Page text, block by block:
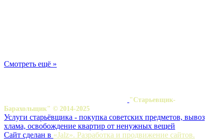
Смотреть ещё »
"Старьевщик-
Барахольщик" © 2014-2025
Услуги старьёвщика - покупка советских предметов, вывоз
хлама, освобождение квартир от ненужных вещей
Сайт сделан в «Jalz». Разработка и продвижение сайтов.